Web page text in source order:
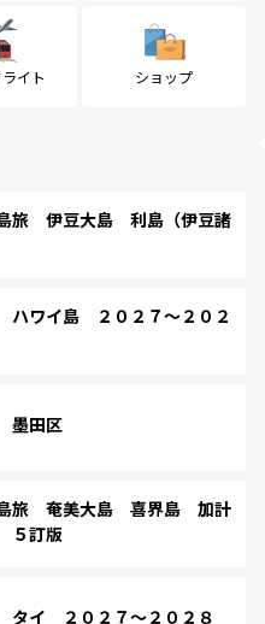
イト ショップ
旅 伊豆大島 利島（伊豆諸
ワイ島 ２０２７～２０２
墨田区
旅 奄美大島 喜界島 加計
５訂版
イ ２０２７～２０２８